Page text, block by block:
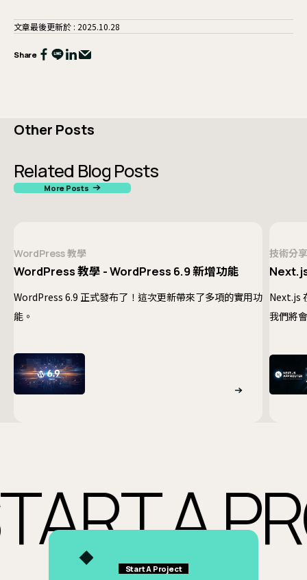
文章最後更新於 : 2025.10.28
Share
Other Posts
Related Blog Posts
More Posts
WordPress 教學
WordPress 教學 - WordPress 6.9 新增功能
WordPress 6.9 正式發布了！這次更新帶來了多項的實用功
能。
技術分
Next.js
我們將
A
Start A Project